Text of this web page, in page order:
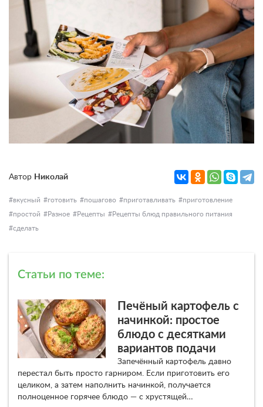
Автор Николай
вкусный готовить пошагово приготавливать
приготовление
простой
Разное Рецепты
Рецепты блюд правильного питания
сделать
Статьи по теме:
Печёный картофель с
начинкой: простое
блюдо с десятками
вариантов подачи
Запечённый картофель давно
перестал быть просто гарниром. Если приготовить его
целиком, а затем наполнить начинкой, получается
полноценное горячее блюдо — с хрустящей…